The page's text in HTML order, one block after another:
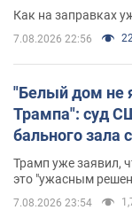
Как на заправках
7.08.2026 22:56
"Белый дом не
Трампа": суд
бального зала
Трамп уже заявил,
это "ужасным
7.08.2026 23:54